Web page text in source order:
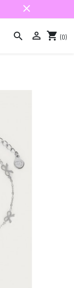
close
  shopping_cart (0)